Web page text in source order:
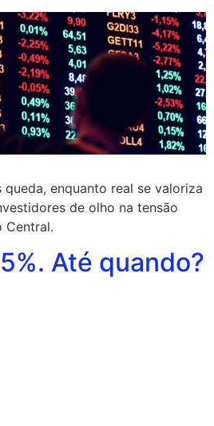
enquanto real se valoriza
de olho na tensão
Central.
Até quando?